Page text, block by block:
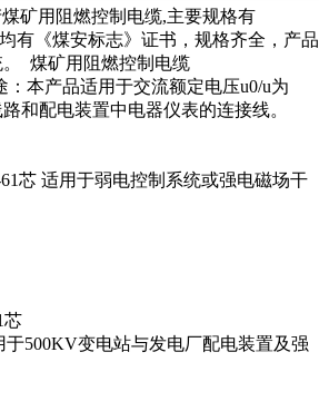
矿用阻燃控制电缆,主要规格有
有《煤安标志》证书，规格齐全，产品
煤矿用阻燃控制电缆
：本产品适用于交流额定电压u0/u为
和配电装置中电器仪表的连接线。
芯 适用于弱电控制系统或强电磁场干
芯
于500KV变电站与发电厂配电装置及强